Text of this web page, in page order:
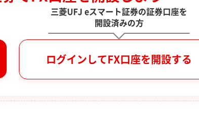
三菱UFJ eスマート証券の証券口座を
開設済みの方
ログインしてFX口座を開設する